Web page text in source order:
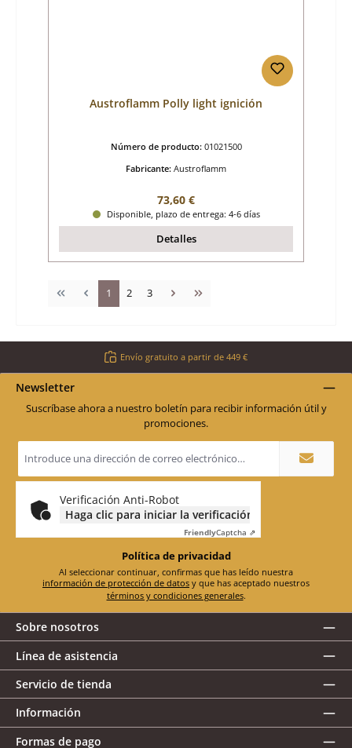
Austroflamm Polly light ignición
Número de producto: 01021500
Fabricante: Austroflamm
Precio normal:
73,60 €
Disponible, plazo de entrega: 4-6 días
Detalles
Página
1 Página
2 Página
3
Envío gratuito a partir de 449 €
Newsletter
Suscríbase ahora a nuestro boletín para recibir información útil y
promociones.
de
electrónico
Verificación Anti-Robot
Haga clic para iniciar la verificación
FriendlyCaptcha ⇗
Política de privacidad
información de protección de datos
términos y condiciones generales.
Sobre nosotros
Línea de asistencia
Servicio de tienda
Información
Formas de pago